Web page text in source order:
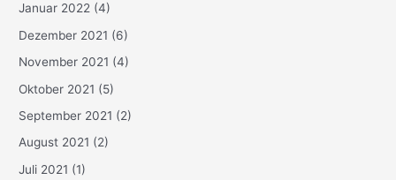
Januar 2022 (4)
Dezember 2021 (6)
November 2021 (4)
Oktober 2021 (5)
September 2021 (2)
August 2021 (2)
Juli 2021 (1)